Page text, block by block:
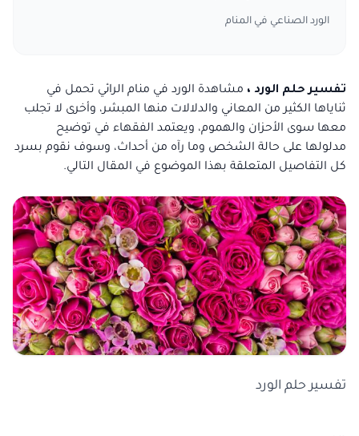
الورد الصناعي في المنام
تفسير حلم الورد ، مشاهدة الورد في منام الرائي تحمل في
ثناياها الكثير من المعاني والدلالات منها المبشر، وأخرى لا تجلب
معها سوى الأحزان والهموم، ويعتمد الفقهاء في توضيح
مدلولها على حالة الشخص وما رآه من أحداث، وسوف نقوم بسرد
كل التفاصيل المتعلقة بهذا الموضوع في المقال التالي.
تفسير حلم الورد